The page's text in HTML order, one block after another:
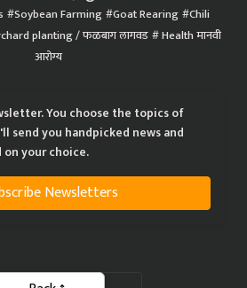
Soybean Farming Goat Rearing Chili
planting / फळबाग लागवड Health मानवी
आरोग्य
You choose the topics of
send you handpicked news and
your choice.
Newsletters